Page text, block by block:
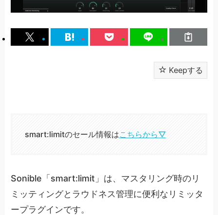
Keepする
smart:limitのセール情報はこちらから▽
Sonible「smart:limit」は、マスタリング時のリ
ミッティングとラウドネス管理に便利なリミッタ
ープラグインです。